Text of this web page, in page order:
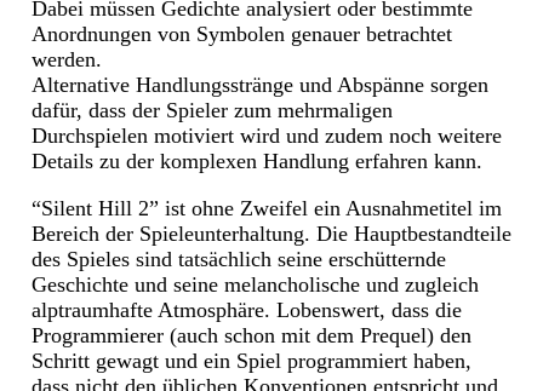
Dabei müssen Gedichte analysiert oder bestimmte
Anordnungen von Symbolen genauer betrachtet
werden.
Alternative Handlungsstränge und Abspänne sorgen
dafür, dass der Spieler zum mehrmaligen
Durchspielen motiviert wird und zudem noch weitere
Details zu der komplexen Handlung erfahren kann.
“Silent Hill 2” ist ohne Zweifel ein Ausnahmetitel im
Bereich der Spieleunterhaltung. Die Hauptbestandteile
des Spieles sind tatsächlich seine erschütternde
Geschichte und seine melancholische und zugleich
alptraumhafte Atmosphäre. Lobenswert, dass die
Programmierer (auch schon mit dem Prequel) den
Schritt gewagt und ein Spiel programmiert haben,
dass nicht den üblichen Konventionen entspricht und